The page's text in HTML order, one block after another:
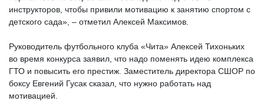
инструкторов, чтобы привили мотивацию к занятию спортом с
детского сада», – отметил Алексей Максимов.
Руководитель футбольного клуба «Чита» Алексей Тихоньких
во время конкурса заявил, что надо поменять идею комплекса
ГТО и повысить его престиж. Заместитель директора СШОР по
боксу Евгений Гусак сказал, что нужно работать над
мотивацией.